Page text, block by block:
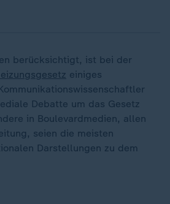
berücksichtigt, ist bei der
einiges
Debatte um das Gesetz
in Boulevardmedien, allen
seien die meisten
Darstellungen zu dem